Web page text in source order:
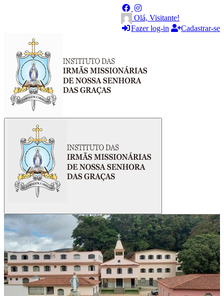
Olá, Visitante!
Fazer log-in
Cadastrar-se